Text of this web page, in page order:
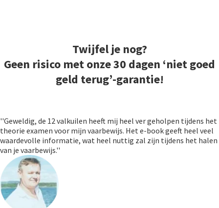
Twijfel je nog?
Geen risico met onze 30 dagen ‘niet goed
geld terug’-garantie!
''Geweldig, de 12 valkuilen heeft mij heel ver geholpen tijdens het
theorie examen voor mijn vaarbewijs. Het e-book geeft heel veel
waardevolle informatie, wat heel nuttig zal zijn tijdens het halen
van je vaarbewijs.''